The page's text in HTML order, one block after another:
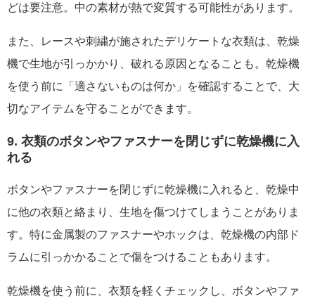
どは要注意。中の素材が熱で変質する可能性があります。
また、レースや刺繍が施されたデリケートな衣類は、乾燥
機で生地が引っかかり、破れる原因となることも。乾燥機
を使う前に「適さないものは何か」を確認することで、大
切なアイテムを守ることができます。
9. 衣類のボタンやファスナーを閉じずに乾燥機に入
れる
ボタンやファスナーを閉じずに乾燥機に入れると、乾燥中
に他の衣類と絡まり、生地を傷つけてしまうことがありま
す。特に金属製のファスナーやホックは、乾燥機の内部ド
ラムに引っかかることで傷をつけることもあります。
乾燥機を使う前に、衣類を軽くチェックし、ボタンやファ